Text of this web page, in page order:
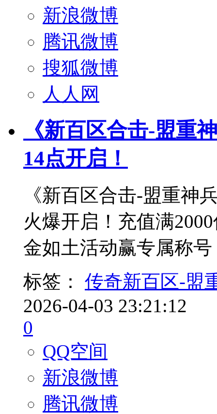
新浪微博
腾讯微博
搜狐微博
人人网
《新百区合击-盟重
14点开启！
《新百区合击-盟重神
火爆开启！充值满
金如土活动赢专属称
标签：
传奇新百区-盟
2026-04-03 23:21:12
0
QQ空间
新浪微博
腾讯微博